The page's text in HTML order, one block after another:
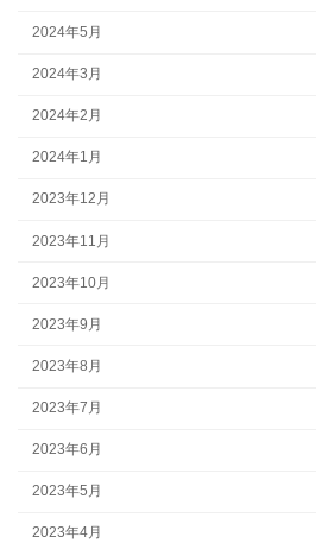
2024年5月
2024年3月
2024年2月
2024年1月
2023年12月
2023年11月
2023年10月
2023年9月
2023年8月
2023年7月
2023年6月
2023年5月
2023年4月